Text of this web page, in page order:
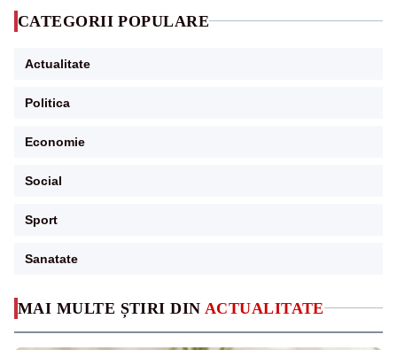
MAI MULTE ȘTIRI DIN ACTUALITATE
CATEGORII POPULARE
Actualitate
Politica
Economie
Social
Sport
Sanatate